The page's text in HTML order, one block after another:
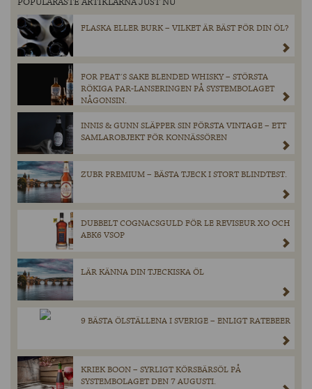
FLASKA ELLER BURK – VILKET ÄR BÄST FÖR DIN ÖL?
FOR PEAT´S SAKE BLENDED WHISKY – STÖRSTA
RÖKIGA PAR-LANSERINGEN PÅ SYSTEMBOLAGET
NÅGONSIN.
INNIS & GUNN SLÄPPER SIN FÖRSTA VINTAGE – ETT
SAMLAROBJEKT FÖR KONNÄSSÖREN
ZUBR PREMIUM – BÄSTA TJECK I STORT BLINDTEST.
DUBBELT COGNACSGULD FÖR LE REVISEUR XO OCH
ABK6 VSOP
LÄR KÄNNA DIN TJECKISKA ÖL
9 BÄSTA ÖLSTÄLLENA I SVERIGE – ENLIGT RATEBEER
KRIEK BOON – SYRLIGT KÖRSBÄRSÖL PÅ
SYSTEMBOLAGET DEN 7 AUGUSTI.